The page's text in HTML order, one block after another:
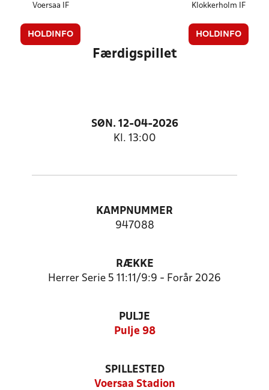
Voersaa IF
HOLDINFO
Klokkerholm IF
HOLDINFO
Færdigspillet
SØN. 12-04-2026
Kl. 13:00
KAMPNUMMER
947088
RÆKKE
Herrer Serie 5 11:11/9:9 - Forår 2026
PULJE
Pulje 98
SPILLESTED
Voersaa Stadion